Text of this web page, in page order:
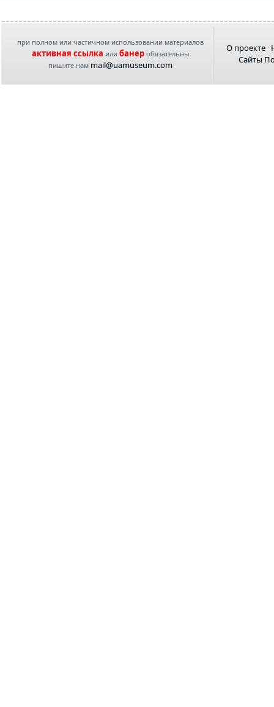
при полном или частичном использовании материалов
активная ссылка или банеробязательны
пишите нам mail@uamuseum.com
О проекте
Сайты